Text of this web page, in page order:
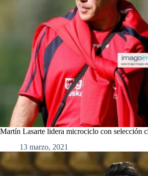
Martín Lasarte lidera microciclo con selección
13 marzo, 2021